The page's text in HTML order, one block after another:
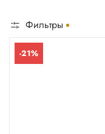
Фильтры
-21%
Для веса 180 кг